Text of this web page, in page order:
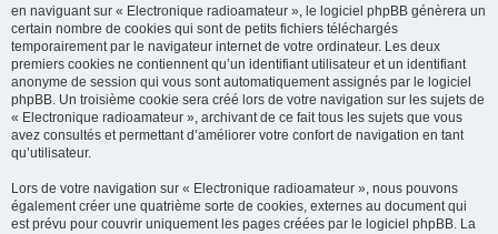
en naviguant sur « Electronique radioamateur », le logiciel phpBB génèrera un
certain nombre de cookies qui sont de petits fichiers téléchargés
temporairement par le navigateur internet de votre ordinateur. Les deux
premiers cookies ne contiennent qu’un identifiant utilisateur et un identifiant
anonyme de session qui vous sont automatiquement assignés par le logiciel
phpBB. Un troisième cookie sera créé lors de votre navigation sur les sujets de
« Electronique radioamateur », archivant de ce fait tous les sujets que vous
avez consultés et permettant d’améliorer votre confort de navigation en tant
qu’utilisateur.
Lors de votre navigation sur « Electronique radioamateur », nous pouvons
également créer une quatrième sorte de cookies, externes au document qui
est prévu pour couvrir uniquement les pages créées par le logiciel phpBB. La